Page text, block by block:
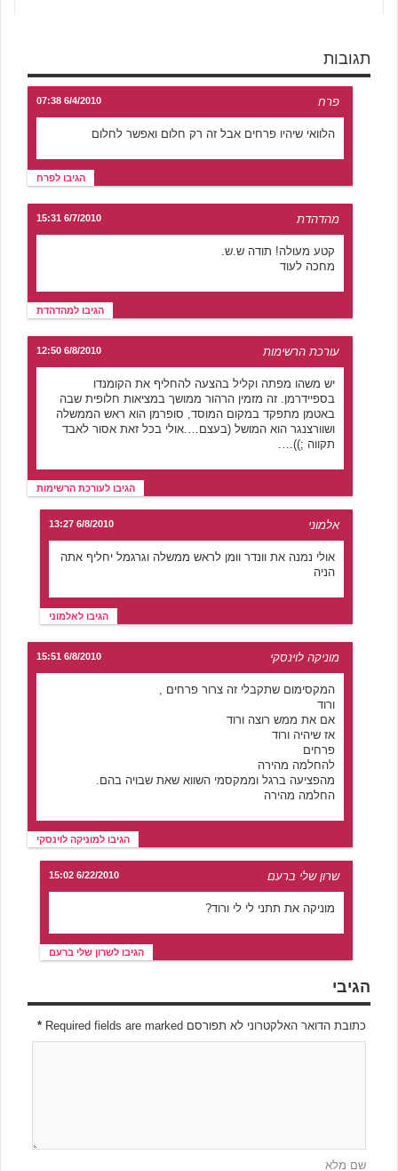
תגובות
פרח 6/4/2010 07:38
הלוואי שיהיו פרחים אבל זה רק חלום ואפשר לחלום
הגיבו לפרח
מהדהדת 6/7/2010 15:31
קטע מעולה! תודה ש.ש.
מחכה לעוד
הגיבו למהדהדת
עורכת הרשימות 6/8/2010 12:50
יש משהו מפתה וקליל בהצעה להחליף את הקומנדו
בספיידרמן. זה מזמין הרהור ממושך במציאות חלופית שבה
באטמן מתפקד במקום המוסד, סופרמן הוא ראש הממשלה
ושוורצנגר הוא המושל (בעצם….אולי בכל זאת אסור לאבד
תקווה ;))….
הגיבו לעורכת הרשימות
אלמוני 6/8/2010 13:27
אולי נמנה את וונדר וומן לראש ממשלה וגרגמל יחליף אתה
הניה
הגיבו לאלמוני
מוניקה לוינסקי 6/8/2010 15:51
המקסימום שתקבלי זה צרור פרחים ,
ורוד
אם את ממש רוצה ורוד
אז שיהיה ורוד
פרחים
להחלמה מהירה
מהפציעה ברגל וממקסמי השווא שאת שבויה בהם.
החלמה מהירה
הגיבו למוניקה לוינסקי
שרון שלי ברעם 6/22/2010 15:02
מוניקה את תתני לי לי ורוד?
הגיבו לשרון שלי ברעם
הגיבי
כתובת הדואר האלקטרוני לא תפורסם Required fields are marked *
שם מלא